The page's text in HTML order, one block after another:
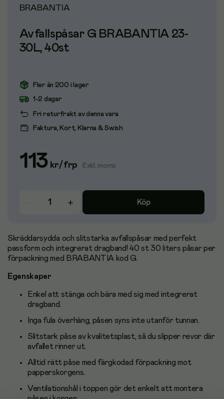
BRABANTIA
Avfallspåsar G BRABANTIA 23-
30L, 40st
Fler än 200 i lager
Fri returfrakt av denna vara
1-2 dagar
Faktura, Kort, Klarna & Swish
113 kr/frp Exkl. moms
Köp
Skräddarsydda och slitstarka avfallspåsar med perfekt
passform och integrerat dragband! 40 st 30 liters påsar per
förpackning med BRABANTIA kod G.
Egenskaper
Enkel att stänga och bära med sig med integrerat
dragband.
Inga fula överhäng, påsen syns inte utanför tunnan.
Slitstark påse av kvalitetsplast, så du slipper revor där
avfallet rinner ut.
Alltid rätt påse med färgkodad förpackning mot
papperskorgens.
Ventilationshål i toppen gör det enkelt att montera